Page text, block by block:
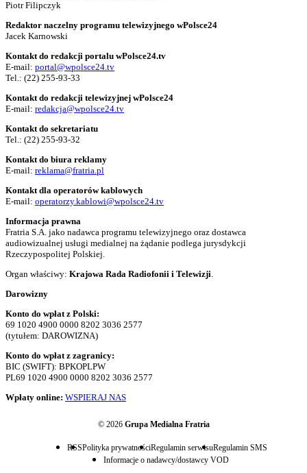
Piotr Filipczyk
Redaktor naczelny programu telewizyjnego wPolsce24
Jacek Karnowski
Kontakt do redakcji portalu wPolsce24.tv
E-mail: portal@wpolsce24.tv
Tel.: (22) 255-93-33
Kontakt do redakcji telewizyjnej wPolsce24
E-mail: redakcja@wpolsce24.tv
Kontakt do sekretariatu
Tel.: (22) 255-93-32
Kontakt do biura reklamy
E-mail: reklama@fratria.pl
Kontakt dla operatorów kablowych
E-mail: operatorzy.kablowi@wpolsce24.tv
Informacja prawna
Fratria S.A. jako nadawca programu telewizyjnego oraz dostawca
audiowizualnej usługi medialnej na żądanie podlega jurysdykcji
Rzeczypospolitej Polskiej.
Organ właściwy: Krajowa Rada Radiofonii i Telewizji.
Darowizny
Konto do wpłat z Polski:
69 1020 4900 0000 8202 3036 2577
(tytułem: DAROWIZNA)
Konto do wpłat z zagranicy:
BIC (SWIFT): BPKOPLPW
PL69 1020 4900 0000 8202 3036 2577
Wpłaty online: WSPIERAJ NAS
© 2026 Grupa Medialna Fratria
RSSPolityka prywatnościRegulamin serwisuRegulamin SMS
Informacje o nadawcy/dostawcy VOD